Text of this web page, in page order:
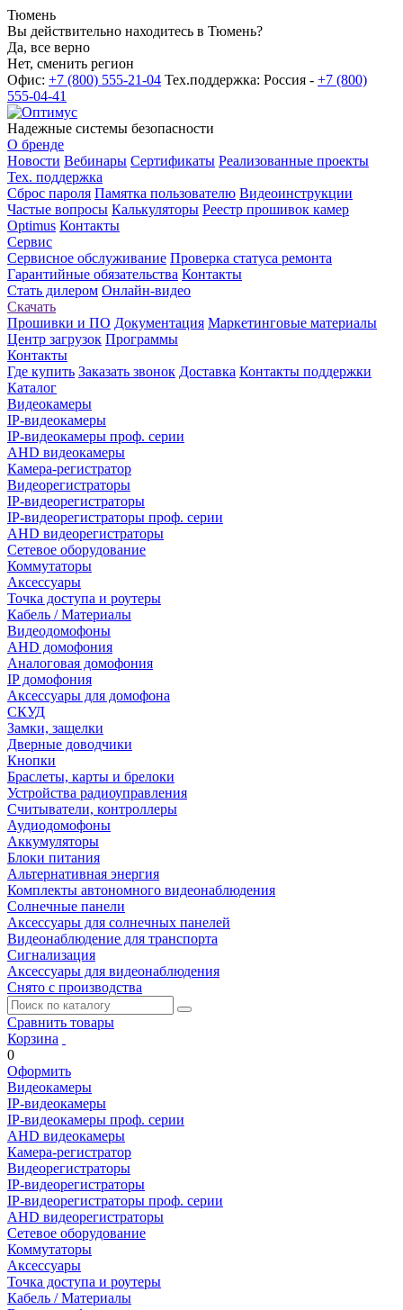
Тюмень
Вы действительно находитесь в Тюмень?
Да, все верно
Нет, сменить регион
Офис: +7 (800) 555-21-04 Тех.поддержка: Россия - +7 (800)
555-04-41
Надежные системы безопасности
О бренде
Новости Вебинары Сертификаты Реализованные проекты
Тех. поддержка
Сброс пароля Памятка пользователю Видеоинструкции
Частые вопросы Калькуляторы Реестр прошивок камер
Optimus Контакты
Сервис
Сервисное обслуживание Проверка статуса ремонта
Гарантийные обязательства Контакты
Стать дилером Онлайн-видео
Скачать
Прошивки и ПО Документация Маркетинговые материалы
Центр загрузок Программы
Контакты
Где купить Заказать звонок Доставка Контакты поддержки
Каталог
Видеокамеры
IP-видеокамеры
IP-видеокамеры проф. серии
AHD видеокамеры
Камера-регистратор
Видеорегистраторы
IP-видеорегистраторы
IP-видеорегистраторы проф. серии
AHD видеорегистраторы
Сетевое оборудование
Коммутаторы
Аксессуары
Точка доступа и роутеры
Кабель / Материалы
Видеодомофоны
AHD домофония
Аналоговая домофония
IP домофония
Аксессуары для домофона
СКУД
Замки, защелки
Дверные доводчики
Кнопки
Браслеты, карты и брелоки
Устройства радиоуправления
Считыватели, контроллеры
Аудиодомофоны
Аккумуляторы
Блоки питания
Альтернативная энергия
Комплекты автономного видеонаблюдения
Солнечные панели
Аксессуары для солнечных панелей
Видеонаблюдение для транспорта
Сигнализация
Аксессуары для видеонаблюдения
Снято с производства
Сравнить товары
Корзина
0
Оформить
Видеокамеры
IP-видеокамеры
IP-видеокамеры проф. серии
AHD видеокамеры
Камера-регистратор
Видеорегистраторы
IP-видеорегистраторы
IP-видеорегистраторы проф. серии
AHD видеорегистраторы
Сетевое оборудование
Коммутаторы
Аксессуары
Точка доступа и роутеры
Кабель / Материалы